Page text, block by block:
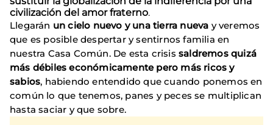
civilización del amor fraterno.
Llegarán un cielo nuevo y una tierra nueva y veremos
que es posible despertar y sentirnos familia en
nuestra Casa Común. De esta crisis saldremos quizá
más débiles económicamente pero más ricos y
sabios, habiendo entendido que cuando ponemos en
común lo que tenemos, panes y peces se multiplican
hasta saciar y que sobre.